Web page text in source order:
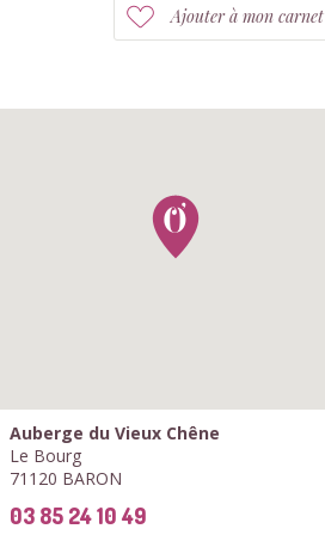
Ajouter à mon carnet
Auberge du Vieux Chêne
Le Bourg
71120 BARON
03 85 24 10 49